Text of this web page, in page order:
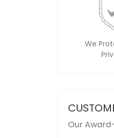
We
Our